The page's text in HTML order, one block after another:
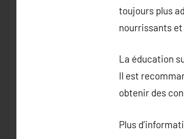
toujours plus
nourrissants
La éducation
Il est
obtenir des
Plus